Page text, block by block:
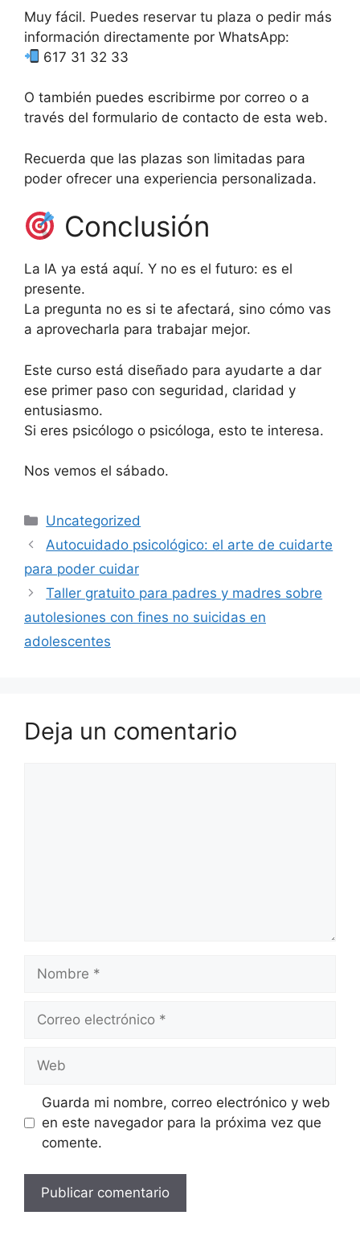
Muy fácil. Puedes reservar tu plaza o pedir más
información directamente por WhatsApp:
617 31 32 33
O también puedes escribirme por correo o a
través del formulario de contacto de esta web.
Recuerda que las plazas son limitadas para
poder ofrecer una experiencia personalizada.
Conclusión
La IA ya está aquí. Y no es el futuro: es el
presente.
La pregunta no es si te afectará, sino cómo vas
a aprovecharla para trabajar mejor.
Este curso está diseñado para ayudarte a dar
ese primer paso con seguridad, claridad y
entusiasmo.
Si eres psicólogo o psicóloga, esto te interesa.
Nos vemos el sábado.
Categorías
Uncategorized
Autocuidado psicológico: el arte de cuidarte
para poder cuidar
Taller gratuito para padres y madres sobre
autolesiones con fines no suicidas en
adolescentes
Deja un comentario
Nombre
Correo
Web
Guarda mi nombre, correo electrónico y web
en este navegador para la próxima vez que
comente.